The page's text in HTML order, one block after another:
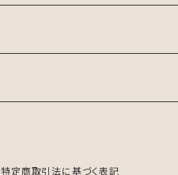
特定商取引法に基づく表記